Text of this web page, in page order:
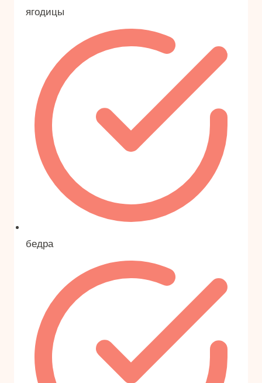
ягодицы
бедра